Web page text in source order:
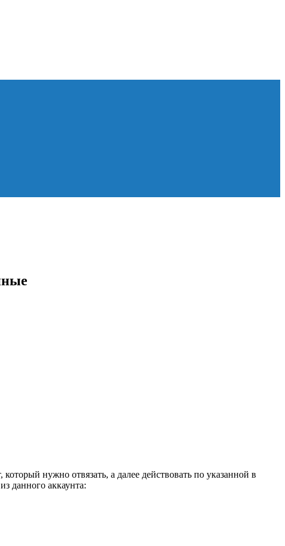
нужно отвязать, а далее действовать по указанной в
данного аккаунта: